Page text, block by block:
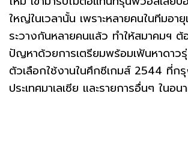
ใหญ่ในเวลานั้น เพราะหลายคนในทีมอา
ระวางกันหลายคนแล้ว ทำให้สมาคมฯ ต้
ปัญหาด้วยการเตรียมพร้อมเฟ้นหาดาว
ตัวเลือกใช้งานในศึกซีเกมส์ 2544 ที่ก
ประเทศมาเลเซีย และรายการอื่นๆ ในอน